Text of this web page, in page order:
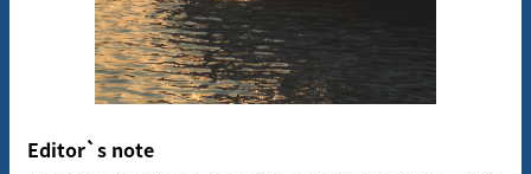
Editor`s note